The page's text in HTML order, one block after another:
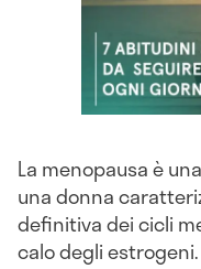
La menopausa è
una donna
definitiva dei cicli
calo degli estrogeni.